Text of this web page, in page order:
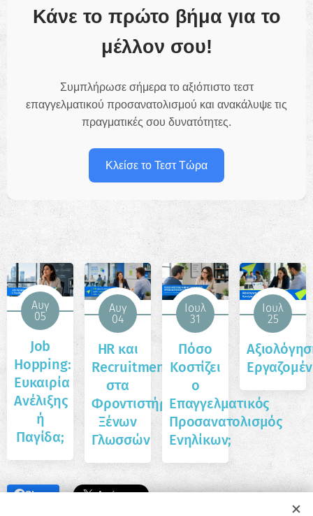
Κάνε το πρώτο βήμα για το
μέλλον σου!
Συμπλήρωσε σήμερα το αξιόπιστο τεστ
επαγγελματικού προσανατολισμού και ανακάλυψε τις
πραγματικές σου δυνατότητες.
Κλείσε το Τεστ Τώρα
Αυγ
05
Job
Hopping:
Ευκαιρία
Ανέλιξης
ή
Παγίδα;
Αυγ
04
HR και
Recruitment
στα
Φροντιστήρια
Ξένων
Γλωσσών
Ιουλ
31
Πόσο
Κοστίζει
ο
Επαγγελματικός
Προσανατολισμός
Ενηλίκων;
Ιουλ
25
Share